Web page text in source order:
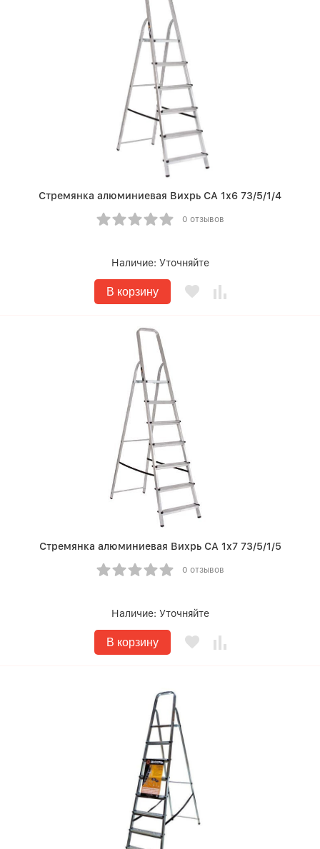
Стремянка алюминиевая Вихрь СА 1х6 73/5/1/4
0 отзывов
Наличие: Уточняйте
В корзину
Стремянка алюминиевая Вихрь СА 1х7 73/5/1/5
0 отзывов
Наличие: Уточняйте
В корзину